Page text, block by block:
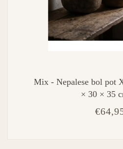
Mix - Nepalese bol pot
× 30 × 35